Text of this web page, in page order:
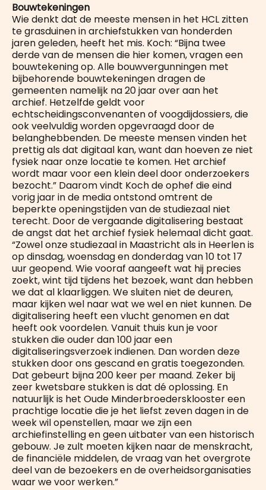
Bouwtekeningen
Wie denkt dat de meeste mensen in het HCL zitten
te grasduinen in archiefstukken van honderden
jaren geleden, heeft het mis. Koch: “Bijna twee
derde van de mensen die hier komen, vragen een
bouwtekening op. Alle bouwvergunningen met
bijbehorende bouwtekeningen dragen de
gemeenten namelijk na 20 jaar over aan het
archief. Hetzelfde geldt voor
echtscheidingsconvenanten of voogdijdossiers, die
ook veelvuldig worden opgevraagd door de
belanghebbenden. De meeste mensen vinden het
prettig als dat digitaal kan, want dan hoeven ze niet
fysiek naar onze locatie te komen. Het archief
wordt maar voor een klein deel door onderzoekers
bezocht.” Daarom vindt Koch de ophef die eind
vorig jaar in de media ontstond omtrent de
beperkte openingstijden van de studiezaal niet
terecht. Door de vergaande digitalisering bestaat
de angst dat het archief fysiek helemaal dicht gaat.
“Zowel onze studiezaal in Maastricht als in Heerlen is
op dinsdag, woensdag en donderdag van 10 tot 17
uur geopend. Wie vooraf aangeeft wat hij precies
zoekt, wint tijd tijdens het bezoek, want dan hebben
we dat al klaarliggen. We sluiten niet de deuren,
maar kijken wel naar wat we wel en niet kunnen. De
digitalisering heeft een vlucht genomen en dat
heeft ook voordelen. Vanuit thuis kun je voor
stukken die ouder dan 100 jaar een
digitaliseringsverzoek indienen. Dan worden deze
stukken door ons gescand en gratis toegezonden.
Dat gebeurt bijna 200 keer per maand. Zeker bij
zeer kwetsbare stukken is dat dé oplossing. En
natuurlijk is het Oude Minderbroedersklooster een
prachtige locatie die je het liefst zeven dagen in de
week wil openstellen, maar we zijn een
archiefinstelling en geen uitbater van een historisch
gebouw. Je zult moeten kijken naar de menskracht,
de financiële middelen, de vraag van het overgrote
deel van de bezoekers en de overheidsorganisaties
waar we voor werken.”